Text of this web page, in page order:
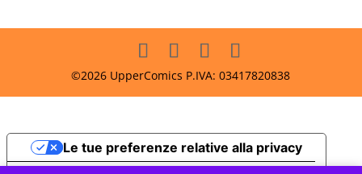
©2026 UpperComics P.IVA: 03417820838
Le tue preferenze relative alla privacy